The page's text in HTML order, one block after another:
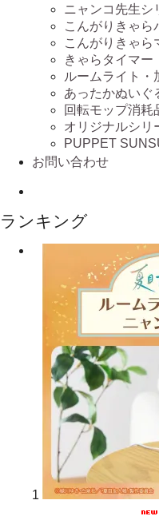
ニャンコ先生シ
こんがりきゃら
こんがりきゃら
きゃらタイマー
ルームライト・
あったかぬいぐ
回転モップ消耗
オリジナルシリ
PUPPET
お問い合わせ
ランキング
1